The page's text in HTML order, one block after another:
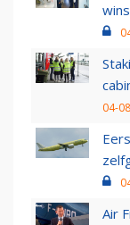
04-
Air